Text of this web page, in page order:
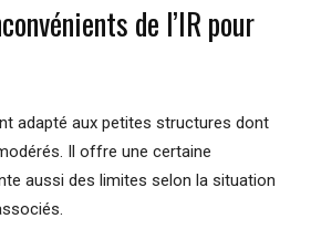
de l’IR pour
adapté aux petites structures dont
Il offre une certaine
aussi des limites selon la situation